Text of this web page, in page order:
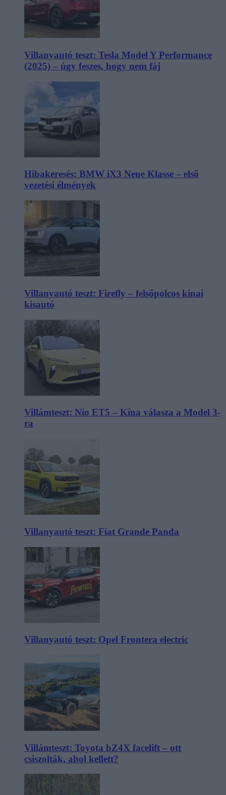
Villanyautó teszt: Tesla Model Y Performance
(2025) – úgy feszes, hogy nem fáj
Hibakeresés: BMW iX3 Neue Klasse – első
vezetési élmények
Villanyautó teszt: Firefly – felsőpolcos kínai
kisautó
Villámteszt: Nio ET5 – Kína válasza a Model 3-
ra
Villanyautó teszt: Fiat Grande Panda
Villanyautó teszt: Opel Frontera electric
Villámteszt: Toyota bZ4X facelift – ott
csiszolták, ahol kellett?